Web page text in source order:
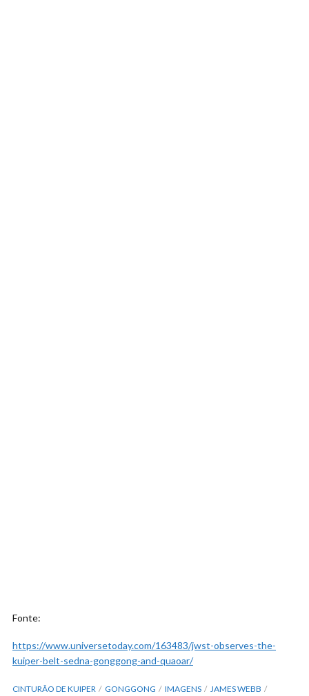
Fonte:
https://www.universetoday.com/163483/jwst-observes-the-
kuiper-belt-sedna-gonggong-and-quaoar/
CINTURÃO DE KUIPER GONGGONG IMAGENS JAMES WEBB